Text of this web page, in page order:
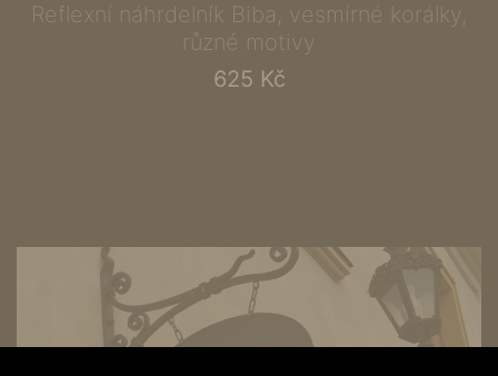
Reflexní náhrdelník Biba, vesmírné korálky,
různé motivy
625 Kč